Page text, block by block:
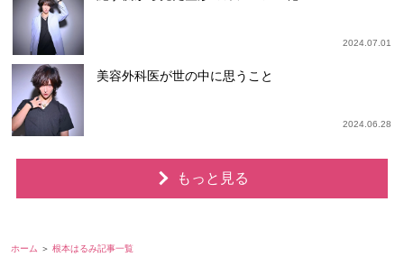
2024.07.01
美容外科医が世の中に思うこと
2024.06.28
もっと見る
ホーム 根本はるみ記事一覧